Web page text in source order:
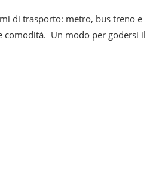
di trasporto: metro, bus treno e
comodità. Un modo per godersi il